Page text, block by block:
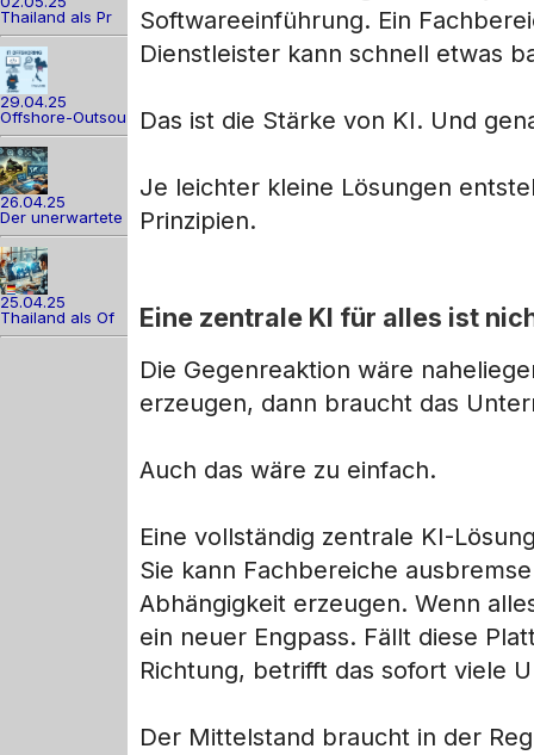
Thailand als Pr
29.04.25
Offshore-Outsou
26.04.25
Der unerwartete
25.04.25
Thailand als Of
Softwareeinführung. Ein
Dienstleister kann schnell etwas
Das ist die Stärke von KI. Und
Je leichter kleine Lösungen
Prinzipien.
Eine zentrale KI für alles ist
Die Gegenreaktion wäre
erzeugen, dann braucht das
Auch das wäre zu einfach.
Eine vollständig zentrale KI-
Sie kann Fachbereiche
Abhängigkeit erzeugen. Wenn
ein neuer Engpass. Fällt diese
Richtung, betrifft das sofort viele
Der Mittelstand braucht in der